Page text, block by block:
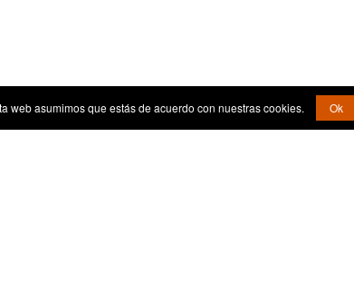
asumimos que estás de acuerdo con nuestras cookies. Ok